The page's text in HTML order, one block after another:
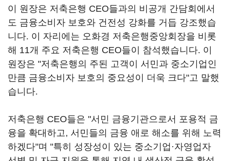
이 원장은 저축은행 CEO들과의 비공개 간담회에서
도 금융소비자 보호와 건전성 강화를 거듭 강조했습
니다. 이 자리에는 오화경 저축은행중앙회장을 비롯
해 11개 주요 저축은행 CEO들이 참석했습니다. 이
원장은 "저축은행의 주된 고객이 서민과 중소기업인
만큼 금융소비자 보호의 중요성이 더욱 크다"고 말했
습니다.
저축은행 CEO들은 "서민 금융기관으로서 포용적 금
융을 확대하고, 서민들의 금융 애로 해소를 위해 노력
하겠다"며 "특히 성장성이 있는 중소기업·자영업자